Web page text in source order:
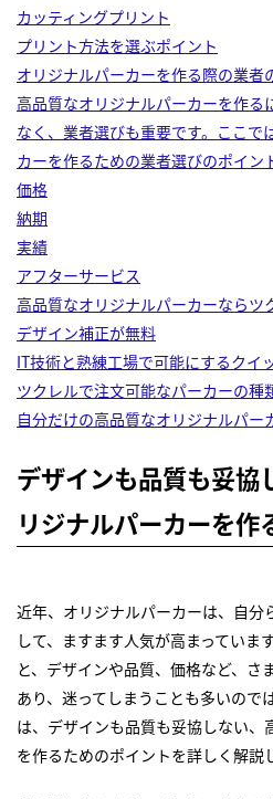
カッティングプリント
プリント方法を選ぶポイント
オリジナルパーカーを作る際の業者
高品質なオリジナルパーカーを作る
なく、業者選びも重要です。ここで
カーを作るための業者選びのポイン
価格
納期
実績
アフターサービス
高品質なオリジナルパーカーならツ
デザイン補正が無料
IT技術と熟練工場で可能にするクイ
ツクレルで注文可能なパーカーの種
自分だけの高品質なオリジナルパー
デザインも品質も妥協
リジナルパーカーを作
近年、オリジナルパーカーは、自分
して、ますます人気が高まっていま
と、デザインや品質、価格など、さ
あり、迷ってしまうことも多いので
は、デザインも品質も妥協しない、
を作るためのポイントを詳しく解説